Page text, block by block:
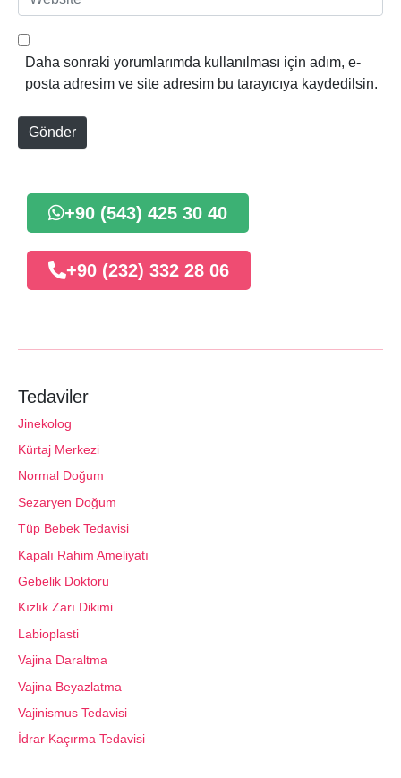
t
e
b
e
Daha sonraki yorumlarımda kullanılması için adım, e-
posta adresim ve site adresim bu tarayıcıya kaydedilsin.
Gönder
+90 (543) 425 30 40
+90 (232) 332 28 06
Tedaviler
Jinekolog
Kürtaj Merkezi
Normal Doğum
Sezaryen Doğum
Tüp Bebek Tedavisi
Kapalı Rahim Ameliyatı
Gebelik Doktoru
Kızlık Zarı Dikimi
Labioplasti
Vajina Daraltma
Vajina Beyazlatma
Vajinismus Tedavisi
İdrar Kaçırma Tedavisi